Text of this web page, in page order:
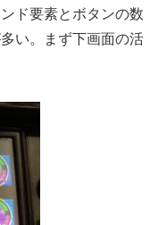
ド要素とボタンの数
い。まず下画面の活